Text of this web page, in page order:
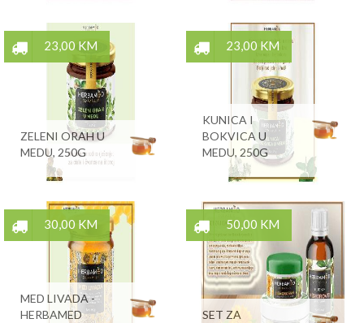
23,00 KM
ZELENI ORAH U
MEDU, 250G
23,00 KM
KUNICA I
BOKVICA U
MEDU, 250G
30,00 KM
MED LIVADA -
HERBAMED
50,00 KM
SET ZA